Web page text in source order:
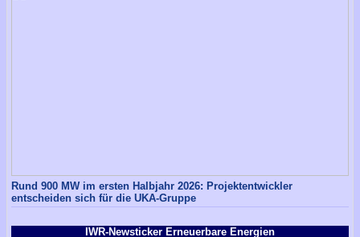
Rund 900 MW im ersten Halbjahr 2026: Projektentwickler
entscheiden sich für die UKA-Gruppe
IWR-Newsticker Erneuerbare Energien